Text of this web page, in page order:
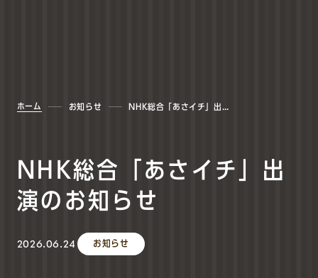
ホーム お知らせ
NHK総合「あさイチ」出
演のお知らせ
2026.06.24 お知らせ